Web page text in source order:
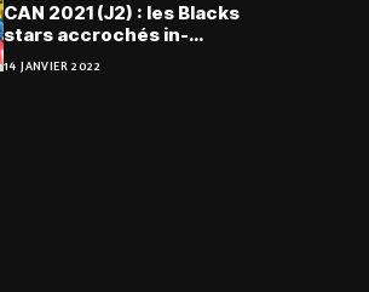
CAN 2021 (J2) : les Blacks
stars accrochés in-
extremis par les panthères
14 JANVIER 2022